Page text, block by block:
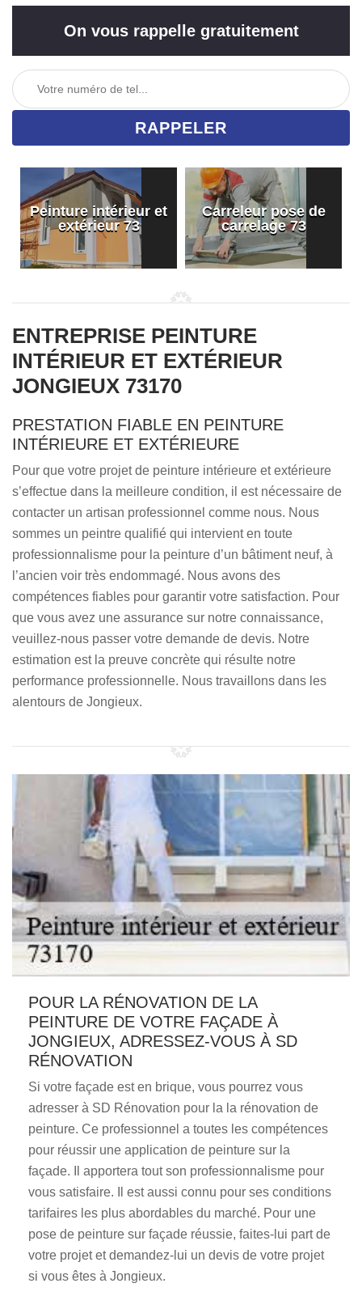
On vous rappelle gratuitement
Peinture intérieur et
extérieur 73
Carreleur pose de
carrelage 73
ENTREPRISE PEINTURE
INTÉRIEUR ET EXTÉRIEUR
JONGIEUX 73170
PRESTATION FIABLE EN PEINTURE
INTÉRIEURE ET EXTÉRIEURE
Pour que votre projet de peinture intérieure et extérieure
s’effectue dans la meilleure condition, il est nécessaire de
contacter un artisan professionnel comme nous. Nous
sommes un peintre qualifié qui intervient en toute
professionnalisme pour la peinture d’un bâtiment neuf, à
l’ancien voir très endommagé. Nous avons des
compétences fiables pour garantir votre satisfaction. Pour
que vous avez une assurance sur notre connaissance,
veuillez-nous passer votre demande de devis. Notre
estimation est la preuve concrète qui résulte notre
performance professionnelle. Nous travaillons dans les
alentours de Jongieux.
POUR LA RÉNOVATION DE LA
PEINTURE DE VOTRE FAÇADE À
JONGIEUX, ADRESSEZ-VOUS À SD
RÉNOVATION
Si votre façade est en brique, vous pourrez vous
adresser à SD Rénovation pour la la rénovation de
peinture. Ce professionnel a toutes les compétences
pour réussir une application de peinture sur la
façade. Il apportera tout son professionnalisme pour
vous satisfaire. Il est aussi connu pour ses conditions
tarifaires les plus abordables du marché. Pour une
pose de peinture sur façade réussie, faites-lui part de
votre projet et demandez-lui un devis de votre projet
si vous êtes à Jongieux.